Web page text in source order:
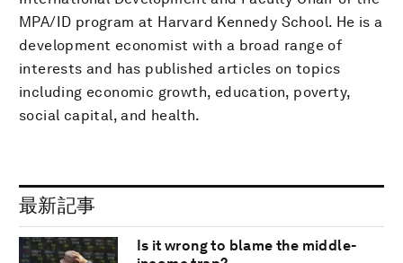
MPA/ID program at Harvard Kennedy School. He is a
development economist with a broad range of
interests and has published articles on topics
including economic growth, education, poverty,
social capital, and health.
最新記事
Is it wrong to blame the middle-